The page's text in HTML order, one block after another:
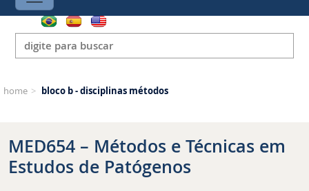
home > bloco b - disciplinas métodos
MED654 – Métodos e Técnicas em
Estudos de Patógenos